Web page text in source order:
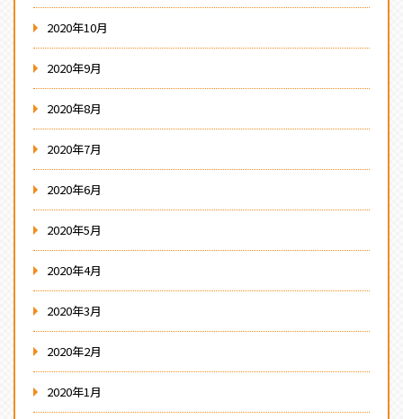
2020年10月
2020年9月
2020年8月
2020年7月
2020年6月
2020年5月
2020年4月
2020年3月
2020年2月
2020年1月